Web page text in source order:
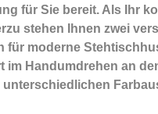
für Sie bereit. Als Ihr
stehen Ihnen zwei
moderne
Handumdrehen an